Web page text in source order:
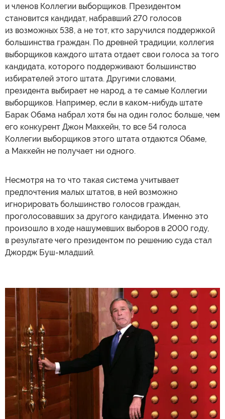
и членов Коллегии выборщиков. Президентом
становится кандидат, набравший 270 голосов
из возможных 538, а не тот, кто заручился поддержкой
большинства граждан. По древней традиции, коллегия
выборщиков каждого штата отдает свои голоса за того
кандидата, которого поддерживают большинство
избирателей этого штата. Другими словами,
президента выбирает не народ, а те самые Коллегии
выборщиков. Например, если в каком-нибудь штате
Барак Обама набрал хотя бы на один голос больше, чем
его конкурент Джон Маккейн, то все 54 голоса
Коллегии выборщиков этого штата отдаются Обаме,
а Маккейн не получает ни одного.
Несмотря на то что такая система учитывает
предпочтения малых штатов, в ней возможно
игнорировать большинство голосов граждан,
проголосовавших за другого кандидата. Именно это
произошло в ходе нашумевших выборов в 2000 году,
в результате чего президентом по решению суда стал
Джордж Буш-младший.